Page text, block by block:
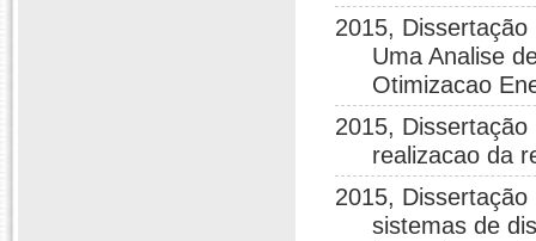
2015,
Uma Analise
Otimizacao
2015,
realizacao da
2015,
sistemas de